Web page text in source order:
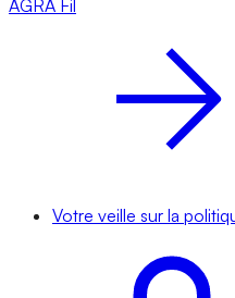
AGRA Fil
Votre veille sur la